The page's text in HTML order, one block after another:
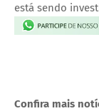
está sendo
Confira mais